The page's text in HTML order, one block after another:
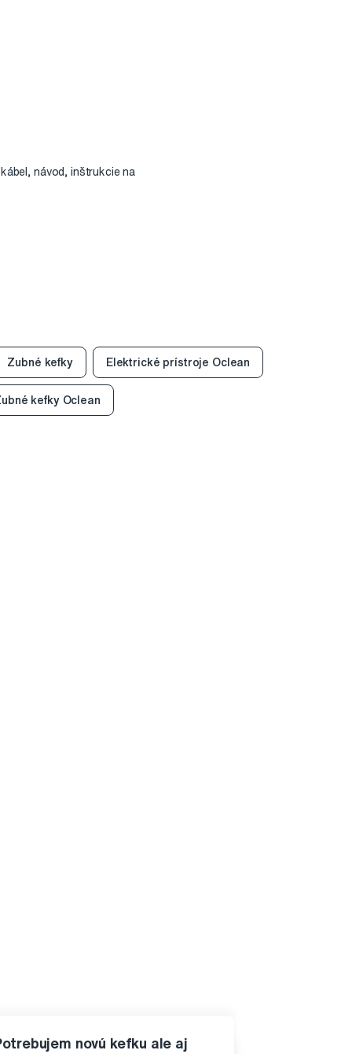
návod, inštrukcie na
Zubné kefky Elektrické prístroje Oclean
kefky Oclean
novú kefku ale aj